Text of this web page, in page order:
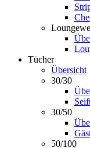
Tücher
Übersicht
30/30
30/50
50/100